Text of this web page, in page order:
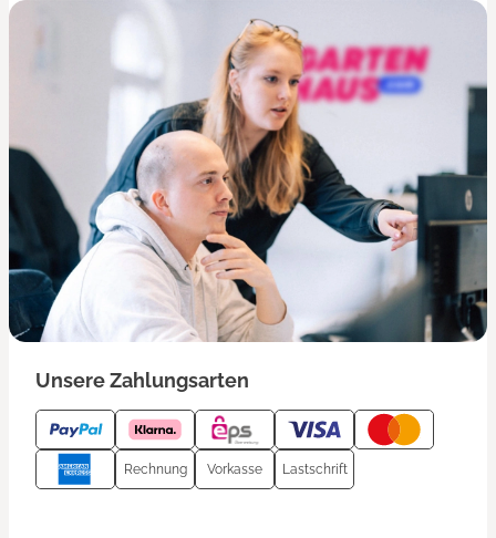
Unsere Zahlungsarten
Rechnung Vorkasse Lastschrift